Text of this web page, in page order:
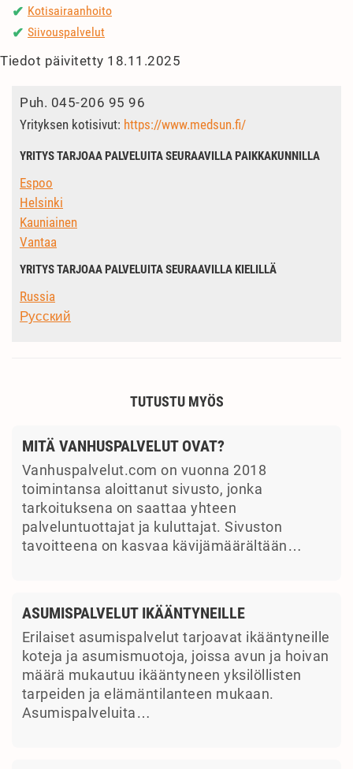
✔ Kotisairaanhoito
✔ Siivouspalvelut
Tiedot päivitetty 18.11.2025
Puh. 045-206 95 96
Yrityksen kotisivut: https://www.medsun.fi/
YRITYS TARJOAA PALVELUITA SEURAAVILLA PAIKKAKUNNILLA
Espoo
Helsinki
Kauniainen
Vantaa
YRITYS TARJOAA PALVELUITA SEURAAVILLA KIELILLÄ
Russia
Русский
TUTUSTU MYÖS
MITÄ VANHUSPALVELUT OVAT?
Vanhuspalvelut.com on vuonna 2018
toimintansa aloittanut sivusto, jonka
tarkoituksena on saattaa yhteen
palveluntuottajat ja kuluttajat. Sivuston
tavoitteena on kasvaa kävijämäärältään…
ASUMISPALVELUT IKÄÄNTYNEILLE
Erilaiset asumispalvelut tarjoavat ikääntyneille
koteja ja asumismuotoja, joissa avun ja hoivan
määrä mukautuu ikääntyneen yksilöllisten
tarpeiden ja elämäntilanteen mukaan.
Asumispalveluita…